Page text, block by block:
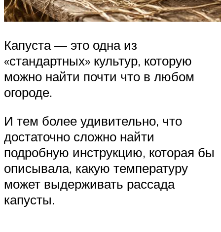
Капуста — это одна из
«стандартных» культур, которую
можно найти почти что в любом
огороде.
И тем более удивительно, что
достаточно сложно найти
подробную инструкцию, которая бы
описывала, какую температуру
может выдерживать рассада
капусты.